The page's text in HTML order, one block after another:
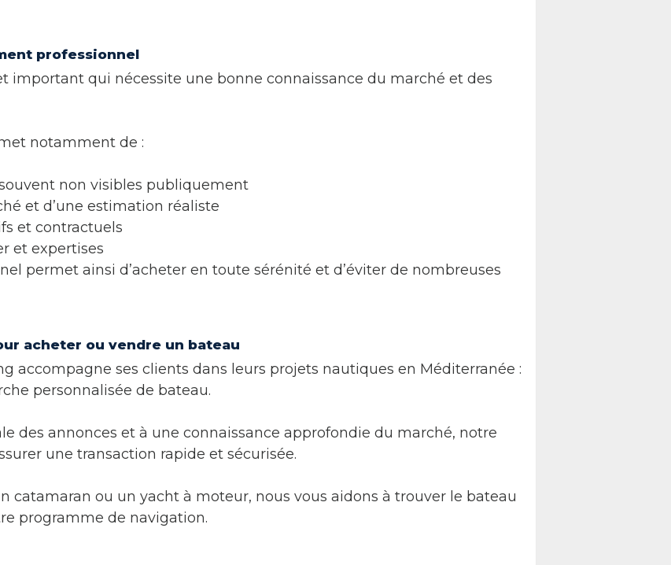
professionnel
important qui nécessite une bonne connaissance du marché et des
notamment de :
non visibles publiquement
et d’une estimation réaliste
et contractuels
et expertises
permet ainsi d’acheter en toute sérénité et d’éviter de nombreuses
acheter ou vendre un bateau
accompagne ses clients dans leurs projets nautiques en Méditerranée :
personnalisée de bateau.
des annonces et à une connaissance approfondie du marché, notre
une transaction rapide et sécurisée.
catamaran ou un yacht à moteur, nous vous aidons à trouver le bateau
programme de navigation.